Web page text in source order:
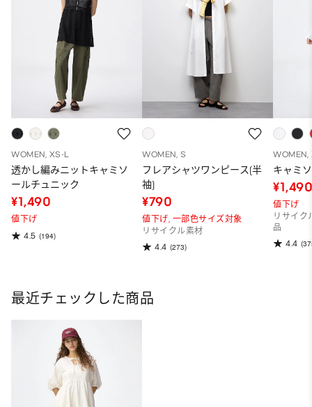
WOMEN, XS-L
透かし編みニットキャミソ
ールチュニック
¥1,490
値下げ
4.5 (194)
WOMEN, S
フレアシャツワンピース(半
袖)
¥790
値下げ, 一部色サイズ対象
リサイクル素材
4.4 (273)
WOMEN,
キャミ
値下げ
リサイク
品
4.4
最近チェックした商品